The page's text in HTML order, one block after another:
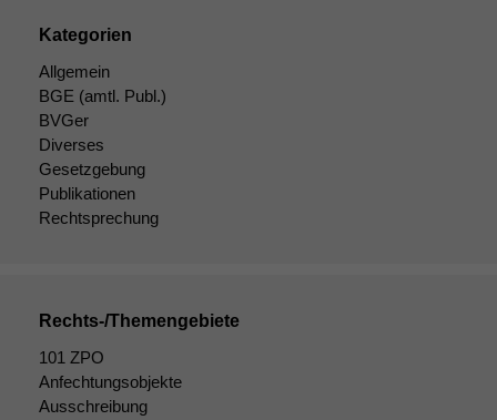
Kategorien
Allgemein
BGE (amtl. Publ.)
BVGer
Diverses
Gesetzgebung
Publikationen
Rechtsprechung
Rechts-/Themengebiete
101 ZPO
Anfechtungsobjekte
Ausschreibung